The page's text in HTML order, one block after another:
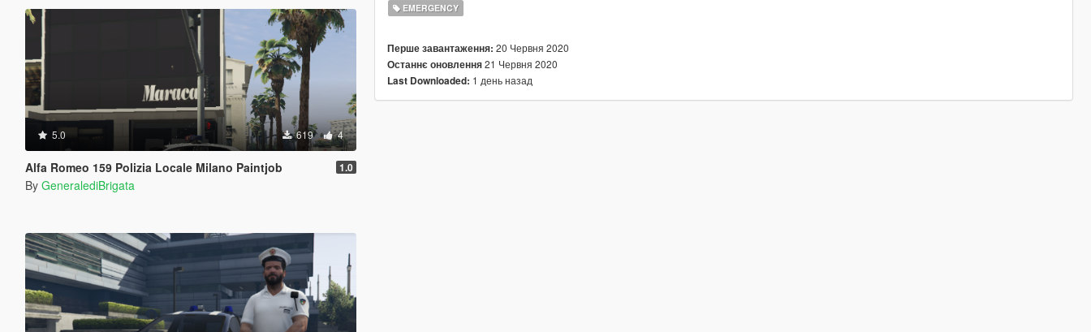
5.0 619 4
Alfa Romeo 159 Polizia Locale Milano Paintjob 1.0
By GeneralediBrigata
EMERGENCY
Перше завантаження: 20 Червня 2020
Останнє оновлення21 Червня 2020
Last Downloaded: 1 день назад